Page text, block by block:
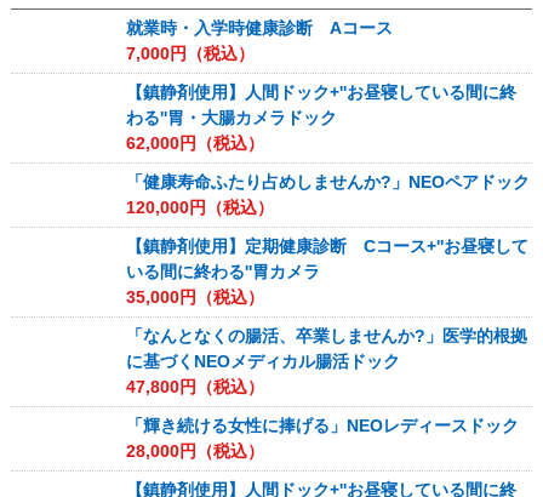
就業時・入学時健康診断 Aコース
7,000円（税込）
【鎮静剤使用】人間ドック+''お昼寝している間に終
わる''胃・大腸カメラドック
62,000円（税込）
「健康寿命ふたり占めしませんか?」NEOペアドック
120,000円（税込）
【鎮静剤使用】定期健康診断 Cコース+''お昼寝して
いる間に終わる''胃カメラ
35,000円（税込）
「なんとなくの腸活、卒業しませんか?」医学的根拠
に基づくNEOメディカル腸活ドック
47,800円（税込）
「輝き続ける女性に捧げる」NEOレディースドック
28,000円（税込）
【鎮静剤使用】人間ドック+''お昼寝している間に終